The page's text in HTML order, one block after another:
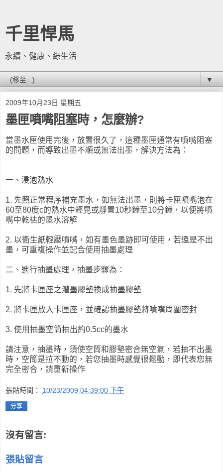
千里悍馬
永續、健康、綠生活
▼
2009年10月23日 星期五
墨匣噴嘴阻塞時，怎麼辦?
當墨水匣使用完後，放置很久了，這種墨匣通常有噴嘴阻塞
的問題，而導致出墨不順或無法出墨，解決方法為：
一、浸泡熱水
1. 先照正常程序補充墨水，如無法出墨，則將卡匣噴嘴泡在
60至80度c的熱水中輕晃或靜置10秒鐘至10分鐘，以便將噴
嘴中乾枯的墨水溶解
2. 以衛生紙輕壓噴嘴，如有墨色墨跡即可使用，若還是不出
墨，可重複操作並配合使用抽墨處理
二、進行抽墨處理，抽墨步驟為：
1. 先將卡匣座之灌墨膠墊換成抽墨膠墊
2. 將卡匣放入卡匣座，並確認抽墨膠墊將噴嘴周圍密封
3. 使用抽墨空筒抽出約0.5cc的墨水
請注意，抽墨時，須使空筒和膠墊密合無空氣，若抽不出墨
時，空筒是拉不動的，若您抽墨時感覺很鬆動，即代表您無
完全密合，請重新操作
張貼時間： 10/23/2009 04:39:00 下午
分享
沒有留言:
張貼留言